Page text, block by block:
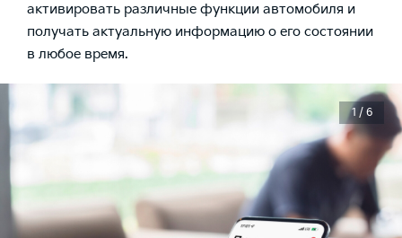
активировать различные функции автомобиля и
получать актуальную информацию о его состоянии
в любое время.
1 / 6